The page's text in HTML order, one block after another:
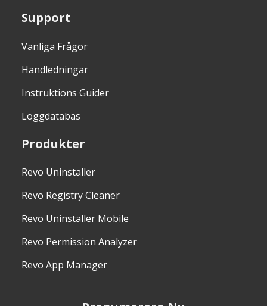
Support
Vanliga Frågor
Handledningar
Instruktions Guider
Loggdatabas
Produkter
Revo Uninstaller
Revo Registry Cleaner
Revo Uninstaller Mobile
Revo Permission Analyzer
Revo App Manager